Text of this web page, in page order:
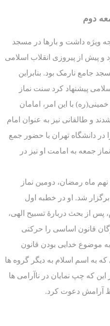
دوم
ویژه داشت و بارها در مسجد
پیش از پیروزی انقلاب اسلامی
جامع نارمک بود. بنابراین
پیشنهاد کرد سنت نماز
با این امر، امامان
و طالقانی نیز به عنوان امام
در دانشگاه تهران با حضور جمع
جمعه به امامت او نیز در
ماه ۱۳۵۸، برابر با نهم ماه رمضان، دومین نماز
شد. او در خطبه اول
پس از بحث دربارۀ تسبیح الهی،
قانون اساسی را حرکتی
موضوع خدایی بودن قانون
که به اسم اسلام به دیگر گروه ها
این که چپ نمایان در ناآرامی ها
آرامش دعوت کرد.